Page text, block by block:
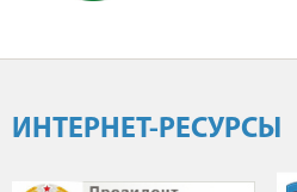
ИНТЕРНЕТ-РЕСУРСЫ